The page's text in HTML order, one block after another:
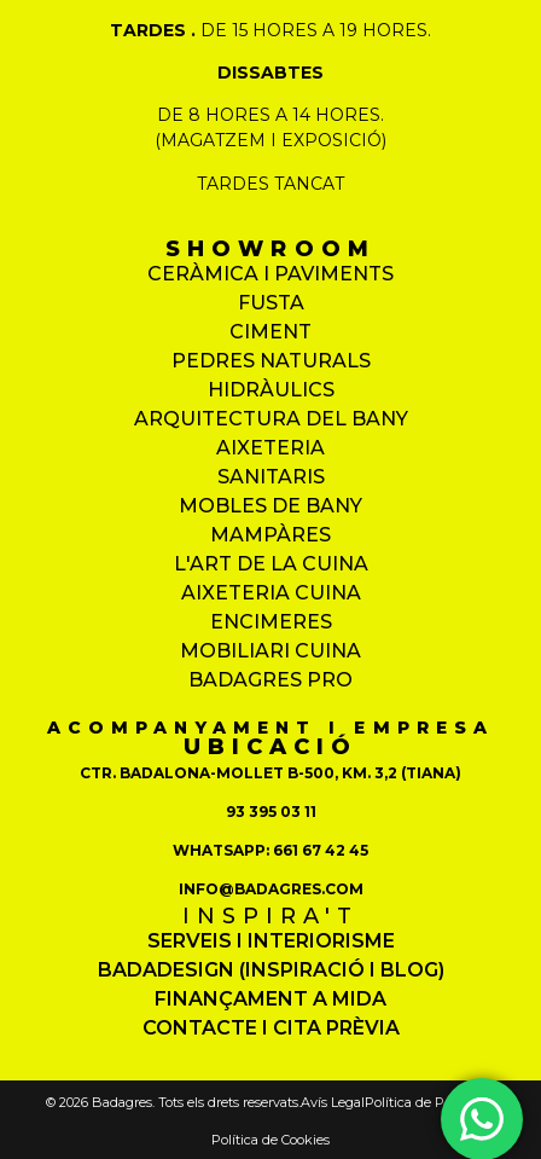
TARDES . DE 15 HORES A 19 HORES.
DISSABTES
DE 8 HORES A 14 HORES.
(MAGATZEM I EXPOSICIÓ)
TARDES TANCAT
SHOWROOM
CERÀMICA I PAVIMENTS
FUSTA
CIMENT
PEDRES NATURALS
HIDRÀULICS
ARQUITECTURA DEL BANY
AIXETERIA
SANITARIS
MOBLES DE BANY
MAMPÀRES
L'ART DE LA CUINA
AIXETERIA CUINA
ENCIMERES
MOBILIARI CUINA
BADAGRES PRO
ACOMPANYAMENT I EMPRESA
UBICACIÓ
CTR. BADALONA-MOLLET B-500, KM. 3,2 (TIANA)
93 395 03 11
WHATSAPP: 661 67 42 45
INFO@BADAGRES.COM
INSPIRA'T
SERVEIS I INTERIORISME
BADADESIGN (INSPIRACIÓ I BLOG)
FINANÇAMENT A MIDA
CONTACTE I CITA PRÈVIA
© 2026 Badagres. Tots els drets reservats.Avís LegalPolítica de Privadesa
Política de Cookies